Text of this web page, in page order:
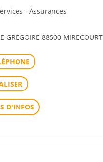
- Assurances
GREGOIRE 88500 MIRECOURT
D'INFOS